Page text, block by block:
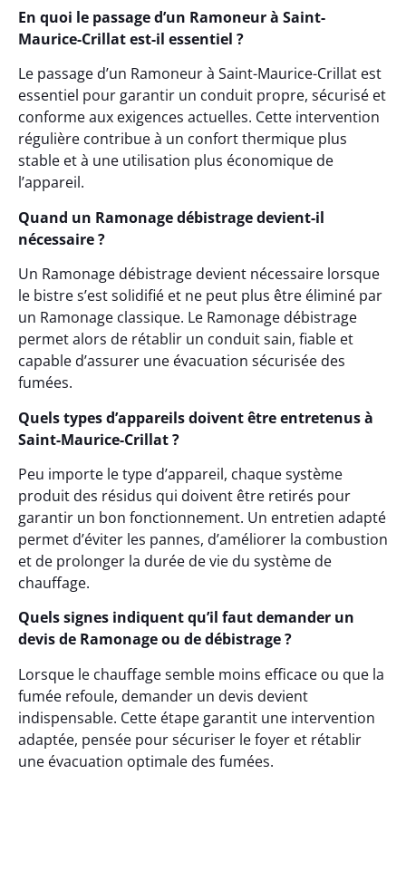
En quoi le passage d’un Ramoneur à Saint-
Maurice-Crillat est-il essentiel ?
Le passage d’un Ramoneur à Saint-Maurice-Crillat est
essentiel pour garantir un conduit propre, sécurisé et
conforme aux exigences actuelles. Cette intervention
régulière contribue à un confort thermique plus
stable et à une utilisation plus économique de
l’appareil.
Quand un Ramonage débistrage devient-il
nécessaire ?
Un Ramonage débistrage devient nécessaire lorsque
le bistre s’est solidifié et ne peut plus être éliminé par
un Ramonage classique. Le Ramonage débistrage
permet alors de rétablir un conduit sain, fiable et
capable d’assurer une évacuation sécurisée des
fumées.
Quels types d’appareils doivent être entretenus à
Saint-Maurice-Crillat ?
Peu importe le type d’appareil, chaque système
produit des résidus qui doivent être retirés pour
garantir un bon fonctionnement. Un entretien adapté
permet d’éviter les pannes, d’améliorer la combustion
et de prolonger la durée de vie du système de
chauffage.
Quels signes indiquent qu’il faut demander un
devis de Ramonage ou de débistrage ?
Lorsque le chauffage semble moins efficace ou que la
fumée refoule, demander un devis devient
indispensable. Cette étape garantit une intervention
adaptée, pensée pour sécuriser le foyer et rétablir
une évacuation optimale des fumées.